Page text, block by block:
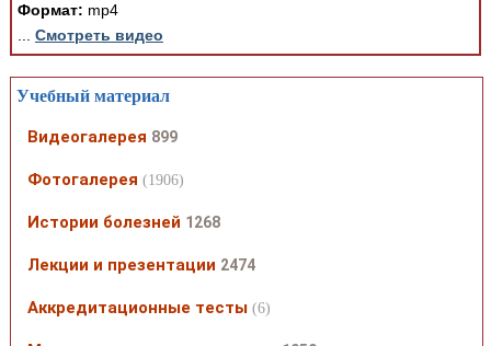
Формат: mp4
Смотреть видео
Учебный материал
Видеогалерея 899
Фотогалерея (1906)
Истории болезней 1268
Лекции и презентации 2474
Аккредитационные тесты (6)